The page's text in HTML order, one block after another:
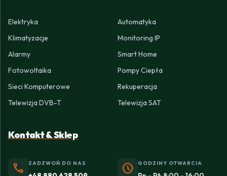
Elektryka
Automatyka
Klimatyzacje
Monitoring IP
Alarmy
Smart Home
Fotowoltaika
Pompy Ciepła
Sieci Komputerowe
Rekuperacja
Telewizja DVB-T
Telewizja SAT
Kontakt & Sklep
phone ZADZWOŃ DO NAS schedule GODZINY OTWARCIA